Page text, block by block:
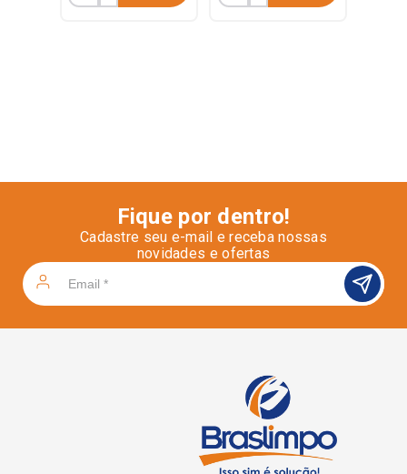
Fique por dentro!
Cadastre seu e-mail e receba nossas
novidades e ofertas